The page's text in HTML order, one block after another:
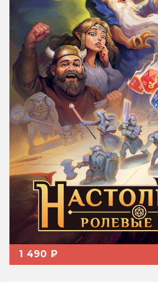
1 490 ₽